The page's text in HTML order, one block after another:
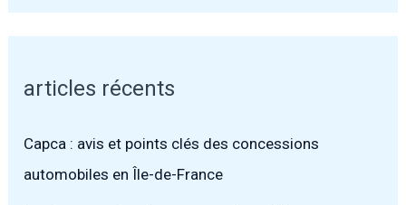
articles récents
Capca : avis et points clés des concessions
automobiles en Île-de-France